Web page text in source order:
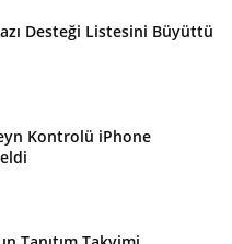
Desteği Listesini Büyüttü
Kontrolü iPhone